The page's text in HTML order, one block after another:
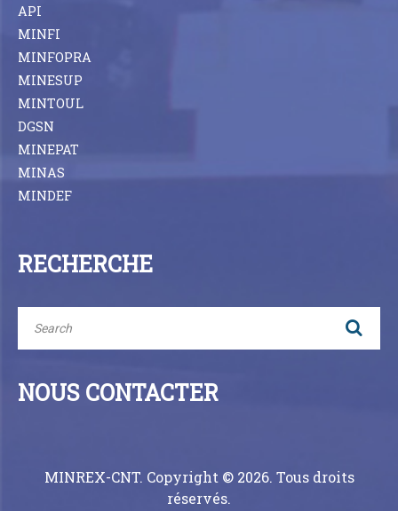
API
MINFI
MINFOPRA
MINESUP
MINTOUL
DGSN
MINEPAT
MINAS
MINDEF
RECHERCHE
NOUS CONTACTER
MINREX-CNT. Copyright © 2026. Tous droits
réservés.